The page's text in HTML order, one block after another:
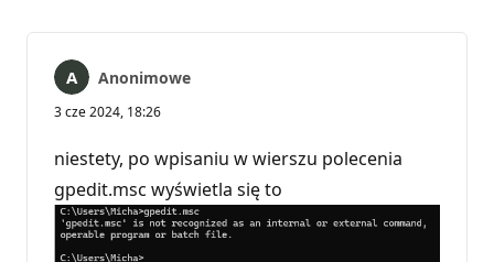
Anonimowe
3 cze 2024, 18:26
niestety, po wpisaniu w wierszu polecenia
gpedit.msc wyświetla się to